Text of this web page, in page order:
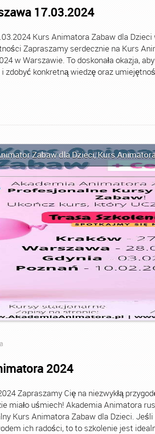
17.03.2024
Kurs Animatora Zabaw dla
Zapraszamy serdecznie na Kurs
w Warszawie. To doskonała okazja,
zdobyć konkretną wiedzę oraz
Zabaw dla Dzieci,Kurs
2024
Zapraszamy Cię na niezwykłą
miało uśmiech! Akademia Animatora
Kurs Animatora Zabaw dla Dzieci.
ich radości, to to szkolenie jest